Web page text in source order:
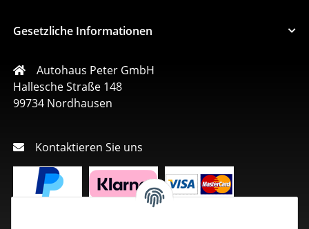
Gesetzliche Informationen
Autohaus Peter GmbH
Hallesche Straße 148
99734 Nordhausen
Kontaktieren Sie uns